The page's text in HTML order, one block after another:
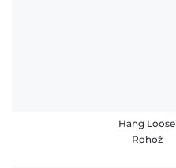
Hang Loose
Rohož